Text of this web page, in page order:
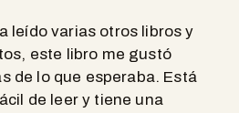
leído varias otros libros y
este libro me gustó
de lo que esperaba. Está
de leer y tiene una